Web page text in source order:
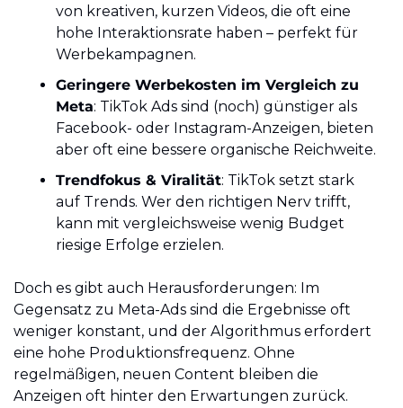
von kreativen, kurzen Videos, die oft eine
hohe Interaktionsrate haben – perfekt für
Werbekampagnen.
Geringere Werbekosten im Vergleich zu
Meta: TikTok Ads sind (noch) günstiger als
Facebook- oder Instagram-Anzeigen, bieten
aber oft eine bessere organische Reichweite.
Trendfokus & Viralität: TikTok setzt stark
auf Trends. Wer den richtigen Nerv trifft,
kann mit vergleichsweise wenig Budget
riesige Erfolge erzielen.
Doch es gibt auch Herausforderungen: Im
Gegensatz zu Meta-Ads sind die Ergebnisse oft
weniger konstant, und der Algorithmus erfordert
eine hohe Produktionsfrequenz. Ohne
regelmäßigen, neuen Content bleiben die
Anzeigen oft hinter den Erwartungen zurück.